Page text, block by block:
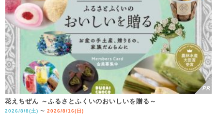
花えちぜん ～ふるさとふくいのおいしいを贈る～
2026/8/8(土) 〜 2026/8/16(日)